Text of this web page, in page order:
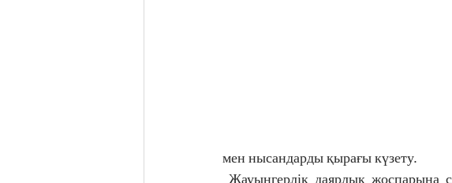
мен нысандарды қырағы күзету.
Жауынгерлік даярлық жоспарына сәйкес, жеке құрам белгіленген тәртіпте және бекітілген